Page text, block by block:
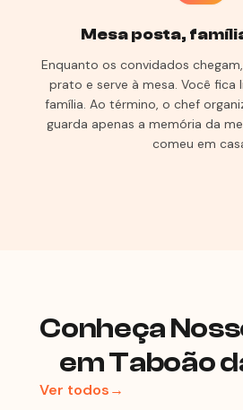
Mesa posta,
Enquanto os convidados
prato e serve à mesa. Você fica
família. Ao término, o chef
guarda apenas a memória da
comeu em
Conheça
em Taboão
Ver todos→